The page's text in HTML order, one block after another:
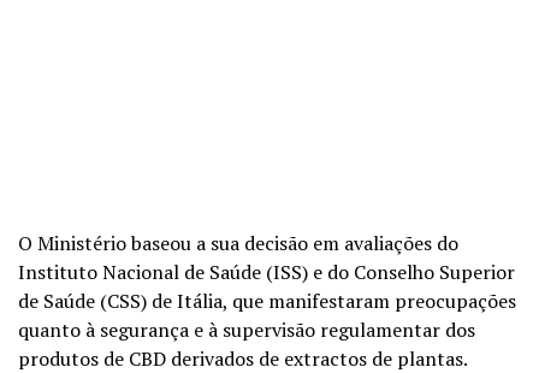
O Ministério baseou a sua decisão em avaliações do
Instituto Nacional de Saúde (ISS) e do Conselho Superior
de Saúde (CSS) de Itália, que manifestaram preocupações
quanto à segurança e à supervisão regulamentar dos
produtos de CBD derivados de extractos de plantas.